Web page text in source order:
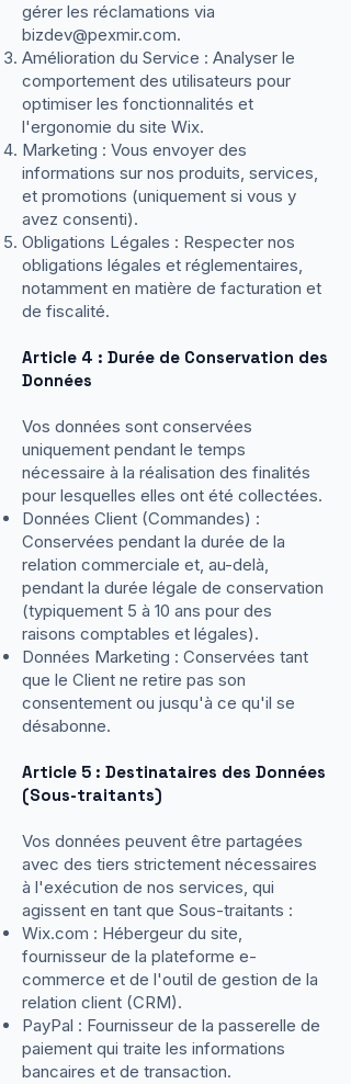
gérer les réclamations via
bizdev@pexmir.com.
Amélioration du Service : Analyser le
comportement des utilisateurs pour
optimiser les fonctionnalités et
l'ergonomie du site Wix.
Marketing : Vous envoyer des
informations sur nos produits, services,
et promotions (uniquement si vous y
avez consenti).
Obligations Légales : Respecter nos
obligations légales et réglementaires,
notamment en matière de facturation et
de fiscalité.
Article 4 : Durée de Conservation des
Données
Vos données sont conservées
uniquement pendant le temps
nécessaire à la réalisation des finalités
pour lesquelles elles ont été collectées.
Données Client (Commandes) :
Conservées pendant la durée de la
relation commerciale et, au-delà,
pendant la durée légale de conservation
(typiquement 5 à 10 ans pour des
raisons comptables et légales).
Données Marketing : Conservées tant
que le Client ne retire pas son
consentement ou jusqu'à ce qu'il se
désabonne.
Article 5 : Destinataires des Données
(Sous-traitants)
Vos données peuvent être partagées
avec des tiers strictement nécessaires
à l'exécution de nos services, qui
agissent en tant que Sous-traitants :
Wix.com : Hébergeur du site,
fournisseur de la plateforme e-
commerce et de l'outil de gestion de la
relation client (CRM).
PayPal : Fournisseur de la passerelle de
paiement qui traite les informations
bancaires et de transaction.